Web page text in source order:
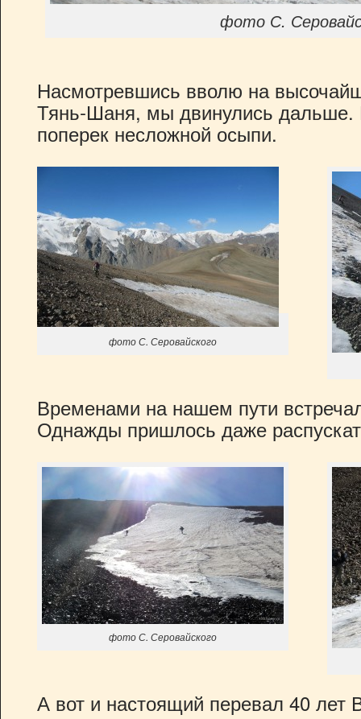
фото С.
Насмотревшись вволю на
Тянь-Шаня, мы двинулись
поперек несложной осыпи.
фото С. Серовайского
Временами на нашем пути
Однажды пришлось даже
фото С. Серовайского
А вот и настоящий перевал 40